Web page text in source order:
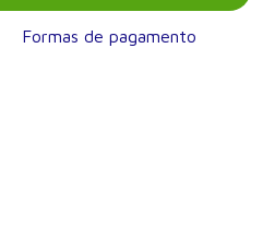
Formas de pagamento